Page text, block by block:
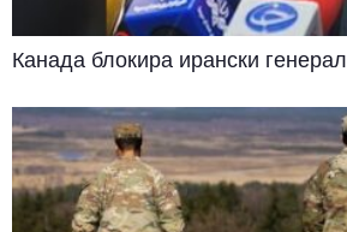
Канада блокира ирански генерал